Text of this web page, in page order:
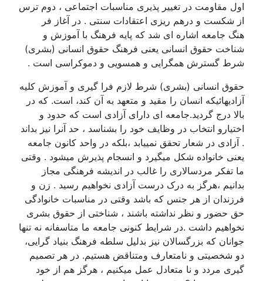
اول مقاومت در تغییر پذیری مناسبات اجتماعی ، دوم ترس
از شکست و درهم ریزی اعتقادات سنتی . در آغاز فر
هنگ جامعه اشاره ای شد که پایه فرهنگ با آموزش و
شناخت حقوق انسانی یعنی فرهنگ حقوق انسانی (بشری)
شرط گسترش همگرایی و همسویی و دموکراسی است .
حقوق انسانی (بشری) شرط لازم فرا گیری و آموزش کلیه
آزادیهائیکه انسان را مقید و متعهد به آن کند، است. که در
بالا درج گردید.جامعه ای دارای آزادی است که حدود و
اختیارو انتخاب در وظایف خود را بشناسد ، حد آنرا نیز بداند
. آزادی در شعار تحقق نمییابد ،بلکه در واحد کانون جامعه
یعنی خانواده شکل میگیرد و انسجام پذیرش میشود . وقتی
ما تفکر مردسالاری را غالب در اندیشه فرهنگی مجاز
بدانیم ،هرگز به درک درست آزادی نخواهیم رسید . زن و
فرزندان از هر جنس که باشد وقتی در مناسبات خانوادگی
حق حضور و نظر نداشته باشند ، شناختی از حقوق بشری
نخواهیم داشت .در شرایط کنونی جامعه ما متاسفانه نه تنها
جوانان که بزرگسالان نیز بدلیل سلطه فرهنگ بنیاد گرایی،
دو شخصیتی و نامتعارف ومتناقض هستیم. در هر تصمیم
گیری مردد و نا متعادل عمل میکنیم ، هرگز هم از خود